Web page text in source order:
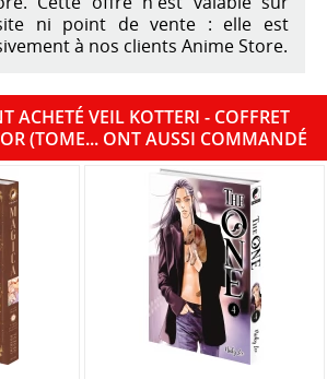
ni point de vente : elle est
à nos clients Anime Store.
ACHETÉ VEIL KOTTERI - COFFRET
(TOME... ONT AUSSI COMMANDÉ